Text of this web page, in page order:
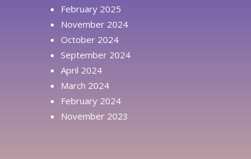
February 2025
November 2024
October 2024
September 2024
April 2024
March 2024
February 2024
November 2023